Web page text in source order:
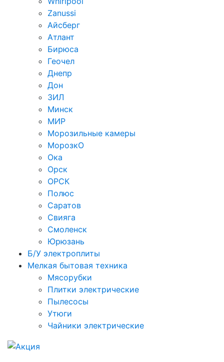
Zanussi
Айсберг
Атлант
Бирюса
Геочел
Днепр
Дон
ЗИЛ
Минск
МИР
Морозильные камеры
МорозкО
Ока
Орск
ОРСК
Полюс
Саратов
Свияга
Смоленск
Юрюзань
Б/У электроплиты
Мелкая бытовая техника
Мясорубки
Плитки электрические
Пылесосы
Утюги
Чайники электрические